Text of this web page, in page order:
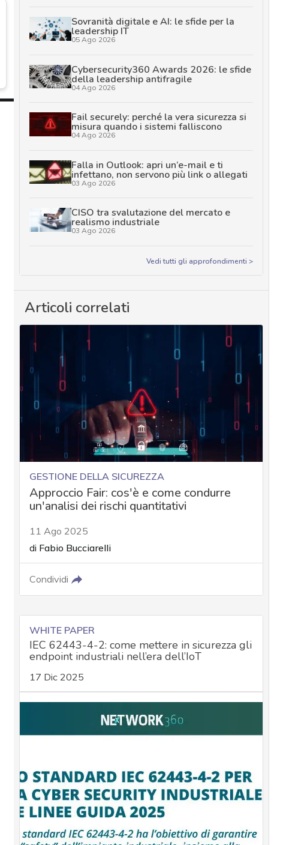
Sovranità digitale e AI: le sfide per la
leadership IT
05 Ago 2026
Cybersecurity360 Awards 2026: le sfide
della leadership antifragile
04 Ago 2026
Fail securely: perché la vera sicurezza si
misura quando i sistemi falliscono
04 Ago 2026
Falla in Outlook: apri un’e-mail e ti
infettano, non servono più link o allegati
03 Ago 2026
CISO tra svalutazione del mercato e
realismo industriale
03 Ago 2026
Vedi tutti gli approfondimenti >
Articoli correlati
GESTIONE DELLA SICUREZZA
Approccio Fair: cos'è e come condurre
un'analisi dei rischi quantitativi
11 Ago 2025
di Fabio Bucciarelli
Condividi
WHITE PAPER
IEC 62443-4-2: come mettere in sicurezza gli
endpoint industriali nell’era dell’IoT
17 Dic 2025